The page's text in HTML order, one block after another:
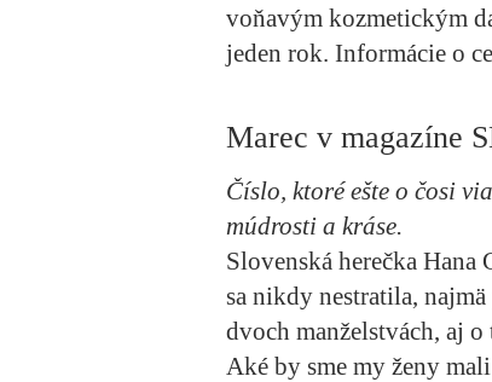
voňavým kozmetickým
jeden rok. Informácie o
Marec v magazíne
Číslo, ktoré ešte o čosi
múdrosti a kráse.
Slovenská herečka Hana
sa nikdy nestratila,
dvoch manželstvách, aj
Aké by sme my ženy